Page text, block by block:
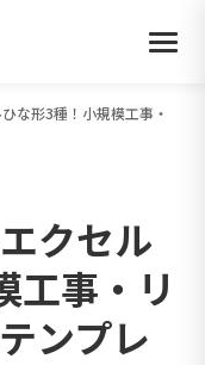
な形3種！小規模工事・
クセル
工事・リ
ンプレ